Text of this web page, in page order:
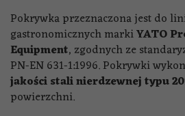
Pokrywka przeznaczona jest do
gastronomicznych markiYATO
Equipment, zgodnych ze
PN-EN 631-1:1996. Pokrywki
jakości stali nierdzewnej typu
powierzchni.